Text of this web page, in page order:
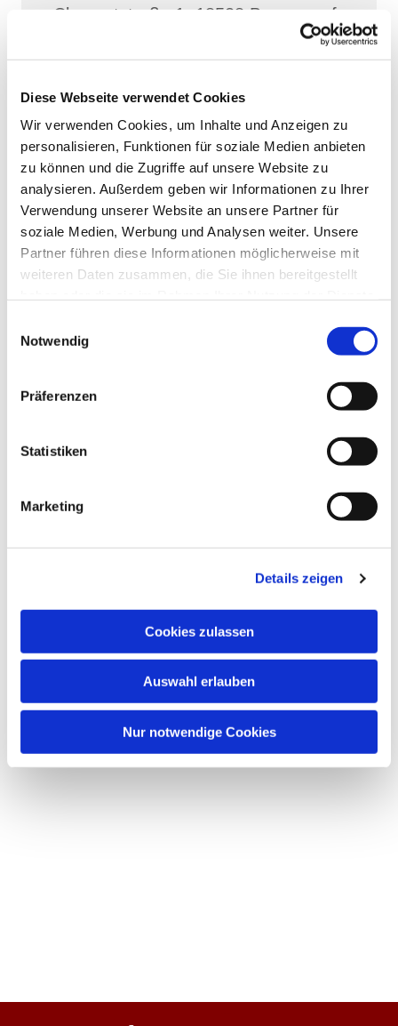
Diese Webseite verwendet Cookies
Wir verwenden Cookies, um Inhalte und Anzeigen zu
personalisieren, Funktionen für soziale Medien anbieten
zu können und die Zugriffe auf unsere Website zu
analysieren. Außerdem geben wir Informationen zu Ihrer
Verwendung unserer Website an unsere Partner für
soziale Medien, Werbung und Analysen weiter. Unsere
Partner führen diese Informationen möglicherweise mit
weiteren Daten zusammen, die Sie ihnen bereitgestellt
Notwendig
Präferenzen
Statistiken
Marketing
Details zeigen
Cookies zulassen
Auswahl erlauben
Nur notwendige Cookies
Clementstraße 1, 18528 Bergen auf